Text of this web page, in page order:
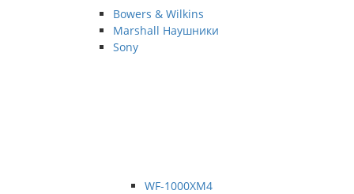
Bowers & Wilkins
Marshall Наушники
Sony
WF-1000XM4